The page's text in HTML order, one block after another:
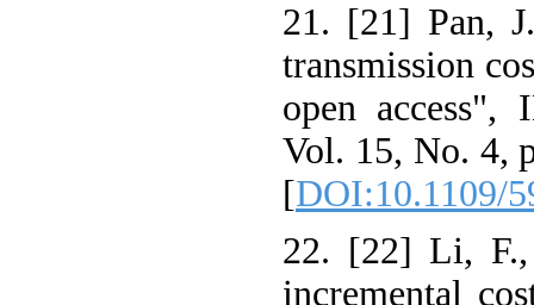
21. [21] Pan,
transmission
open access",
Vol. 15, No. 4,
[DOI:10.1109/
22. [22] Li,
incremental